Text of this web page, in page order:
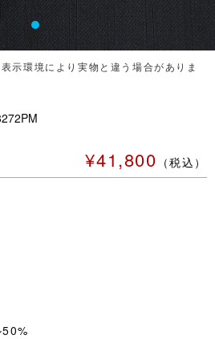
示環境により実物と違う場合がありま
¥41,800 （税込）